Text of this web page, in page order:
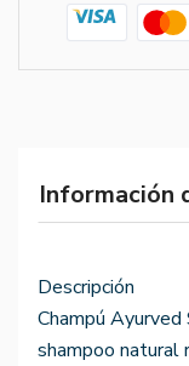
Información
Descripción
Champú Ayurved
shampoo natural